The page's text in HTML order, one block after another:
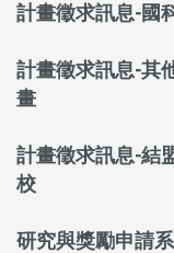
計畫徵求訊息-國
計畫徵求訊息-其
畫
計畫徵求訊息-結
校
研究與獎勵申請